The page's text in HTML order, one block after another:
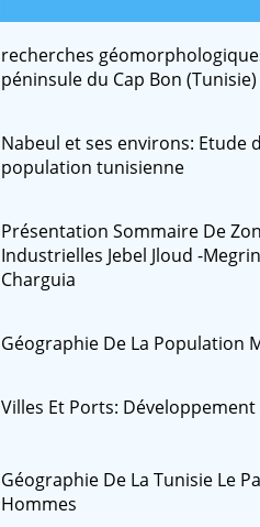
recherches
péninsule du Cap Bon (Tunisie)
Nabeul et ses environs: Etude
population tunisienne
Présentation Sommaire De
Industrielles Jebel Jloud -
Charguia
Géographie De La Population
Villes Et Ports:
Géographie De La Tunisie Le
Hommes